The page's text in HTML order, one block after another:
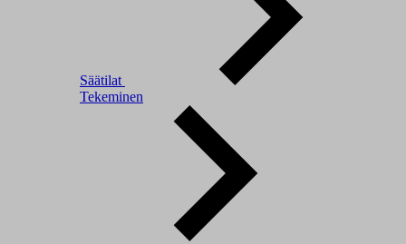
Säätilat
Tekeminen